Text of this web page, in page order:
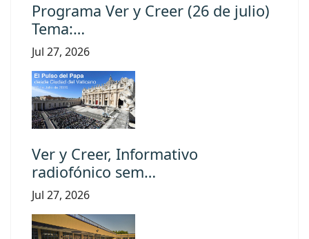
Programa Ver y Creer (26 de julio)
Tema:…
Jul 27, 2026
Ver y Creer, Informativo
radiofónico sem…
Jul 27, 2026